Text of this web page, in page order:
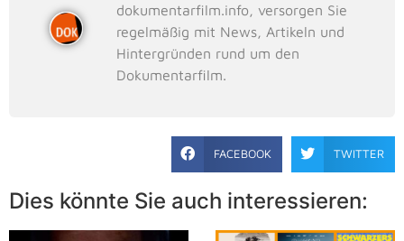
dokumentarfilm.info, versorgen Sie
regelmäßig mit News, Artikeln und
Hintergründen rund um den
Dokumentarfilm.
FACEBOOK TWITTER
Dies könnte Sie auch interessieren: